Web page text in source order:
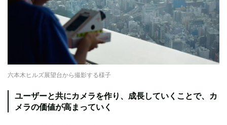
六本木ヒルズ展望台から撮影する様子
ユーザーと共にカメラを作り、成長していくことで、カ
メラの価値が高まっていく